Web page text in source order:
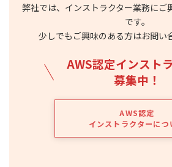
弊社では、インストラクター業務にご
です。
少しでもご興味のある方はお問い
AWS認定インスト
募集中！
AWS認定
インストラクターにつ